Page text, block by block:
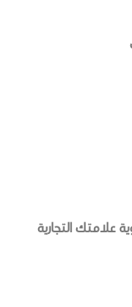
التجارية